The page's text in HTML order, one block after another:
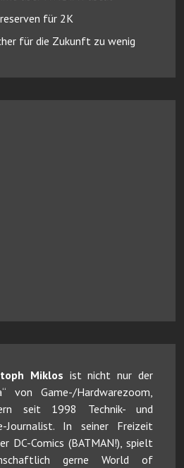
für 2K
für die Zukunft zu wenig
Miklos ist nicht nur der
von Game-/Hardwarezoom,
seit 1998 Technik- und
Journalist. In seiner Freizeit
DC-Comics (BATMAN!), spielt
gerne World of